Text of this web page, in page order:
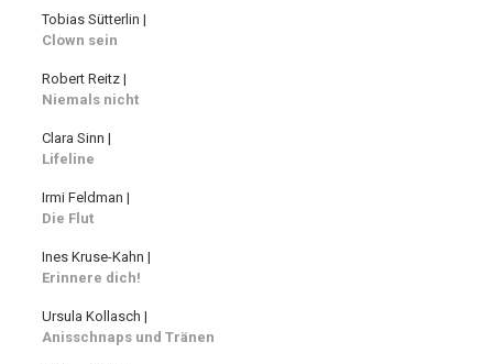
Tobias Sütterlin |
Clown sein
Robert Reitz |
Niemals nicht
Clara Sinn |
Lifeline
Irmi Feldman |
Die Flut
Ines Kruse-Kahn |
Erinnere dich!
Ursula Kollasch |
Anisschnaps und Tränen